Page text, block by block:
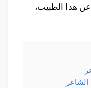
عن هذا الطبيب،